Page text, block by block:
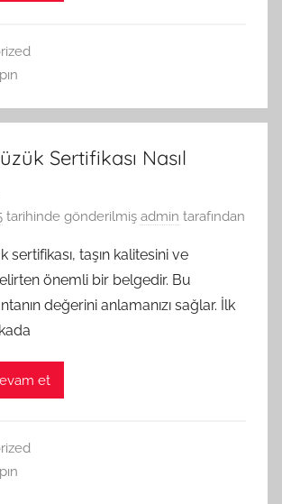
Sertifikası Nasıl
tarihinde gönderilmiş admin tarafından
sertifikası, taşın kalitesini ve
önemli bir belgedir. Bu
değerini anlamanızı sağlar. İlk
et